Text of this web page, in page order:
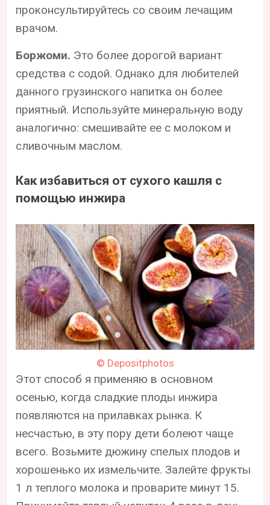
проконсультируйтесь со своим лечащим
врачом.
Боржоми. Это более дорогой вариант
средства с содой. Однако для любителей
данного грузинского напитка он более
приятный. Используйте минеральную воду
аналогично: смешивайте ее с молоком и
сливочным маслом.
Как избавиться от сухого кашля с
помощью инжира
© Depositphotos
Этот способ я применяю в основном
осенью, когда сладкие плоды инжира
появляются на прилавках рынка. К
несчастью, в эту пору дети болеют чаще
всего. Возьмите дюжину спелых плодов и
хорошенько их измельчите. Залейте фрукты
1 л теплого молока и проварите минут 15.